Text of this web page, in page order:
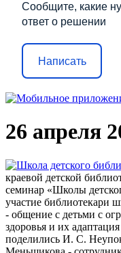
Сообщите, какие
ответ о решении
Написать
26 апреля
краевой детской
семинар «Школы
участие библиотекари
- общение с детьми с
здоровья и их
поделились И. С.